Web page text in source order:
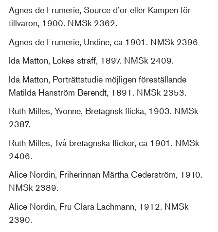
Agnes de Frumerie, Source d’or eller Kampen för
tillvaron, 1900. NMSk 2362.
Agnes de Frumerie, Undine, ca 1901. NMSk 2396
Ida Matton, Lokes straff, 1897. NMSk 2409.
Ida Matton, Porträttstudie möjligen föreställande
Matilda Hanström Berendt, 1891. NMSk 2353.
Ruth Milles, Yvonne, Bretagnsk flicka, 1903. NMSk
2387.
Ruth Milles, Två bretagnska flickor, ca 1901. NMSk
2406.
Alice Nordin, Friherinnan Märtha Cederström, 1910.
NMSk 2389.
Alice Nordin, Fru Clara Lachmann, 1912. NMSk
2390.